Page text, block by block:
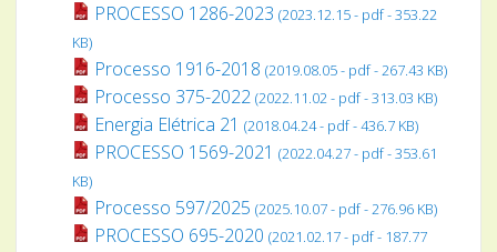
PROCESSO 1286-2023 (2023.12.15 - pdf - 353.22
KB)
Processo 1916-2018 (2019.08.05 - pdf - 267.43 KB)
Processo 375-2022 (2022.11.02 - pdf - 313.03 KB)
Energia Elétrica 21 (2018.04.24 - pdf - 436.7 KB)
PROCESSO 1569-2021 (2022.04.27 - pdf - 353.61
KB)
Processo 597/2025 (2025.10.07 - pdf - 276.96 KB)
PROCESSO 695-2020 (2021.02.17 - pdf - 187.77